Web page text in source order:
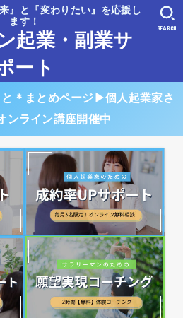
』と『変わりたい』を応援し
ます！
起業・副業サ
ート
SEARCH
＊まとめページ▶︎個人起業家さ
ンライン講座開催中